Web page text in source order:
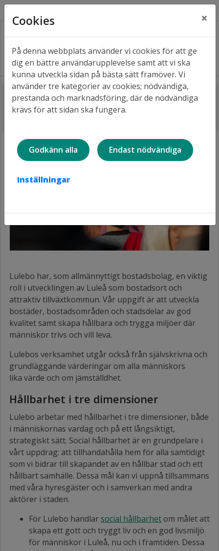
Lyssna
Hem Om oss Hållbarhet
Lulebo har, som allmännyttigt bostadsbolag, en viktig
roll i utvecklingen av Luleå som bostadsort och
attraktiv tillväxtkommun. Vår uppgift är att utveckla
bostäder, bostadsområden och stadsdelar av god
kvalitet samt skapa hållbara och trygga miljöer där
människor trivs och vill leva.
Lulebos verksamhet utgår också från självskrivna och
grundläggande värderingar om alla människors
lika värde och om jämställdhet.
Hållbarhet i tre dimensioner
Lulebo arbetar med hållbarhet i tre dimensioner, både
i människornas vardag och på ett långsiktigt,
strategiskt sätt. Social hållbarhet är en grundpelare i
vårt uppdrag: att tillhandahålla hem för alla samtidigt
som vi bidrar till skapandet av en hållbar stad och ett
hållbart samhälle. Dessa mål kan vi uppnå tillsammans
med våra hyresgäster och i samverkan med andra
aktörer i staden.
För Lulebo handlarsocial hållbarhet om målet att
skapa ett gott och tryggt liv och en god livsmiljö
för människor i Luleå, nu och i framtiden. Dessa
Cookies ×
På denna webbplats använder vi cookies för att ge
dig en bättre användarupplevelse samt att vi ska
kunna utveckla sidan på bästa sätt framöver. Vi
använder tre kategorier av cookies; nödvändiga,
prestanda och marknadsföring, där de nödvändiga
krävs för att sidan ska fungera.
Godkänn alla Endast nödvändiga
Inställningar